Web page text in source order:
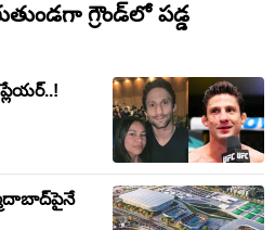
గ్రౌండ్‌లో పడ్డ